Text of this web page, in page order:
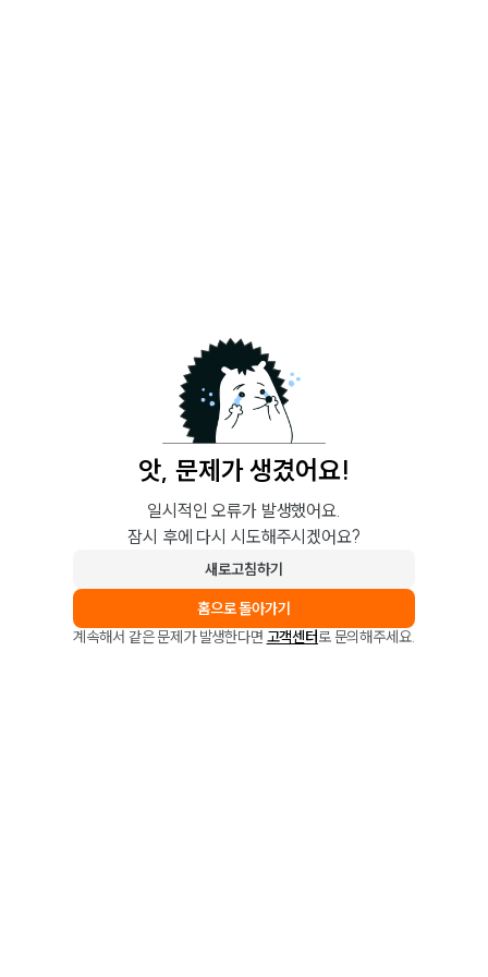
앗, 문제가 생겼어요!
일시적인 오류가 발생했어요.
잠시 후에 다시 시도해주시겠어요?
새로고침하기
홈으로 돌아가기
계속해서 같은 문제가 발생한다면 고객센터로 문의해주세요.